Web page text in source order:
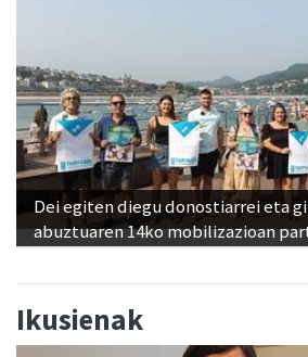
Dei egiten diegu donostiarrei eta
abuztuaren 14ko mobilizazioan
Ikusienak